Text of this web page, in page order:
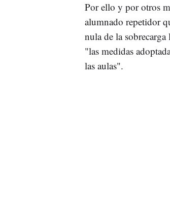
Por ello y por otros
alumnado repetidor
nula de la
"las medidas
las aulas".